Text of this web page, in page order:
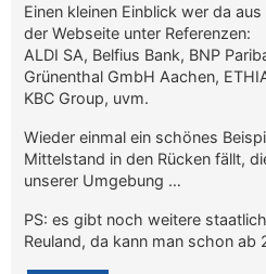
Einen kleinen Einblick wer da
der Webseite unter Referenzen:
ALDI SA, Belfius Bank, BNP
Grünenthal GmbH Aachen,
KBC Group, uvm.
Wieder einmal ein schönes
Mittelstand in den Rücken fällt,
unserer Umgebung …
PS: es gibt noch weitere
Reuland, da kann man schon ab